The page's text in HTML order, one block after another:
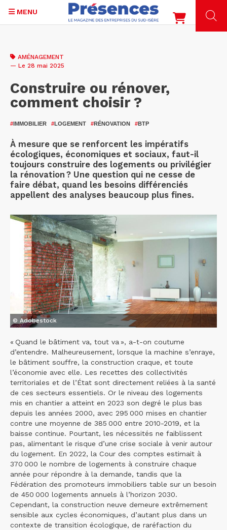
contenu
MENU
AMÉNAGEMENT
— Le 28 mai 2025
Construire ou rénover,
comment choisir ?
#IMMOBILIER #LOGEMENT #RÉNOVATION #BTP
À mesure que se renforcent les impératifs
écologiques, économiques et sociaux, faut-il
toujours construire des logements ou privilégier
la rénovation ? Une question qui ne cesse de
faire débat, quand les besoins différenciés
appellent des analyses beaucoup plus fines.
© Adobestock
« Quand le bâtiment va, tout va », a-t-on coutume
d’entendre. Malheureusement, lorsque la machine s’enraye,
le bâtiment souffre, la construction craque, et toute
l’économie avec elle. Les recettes des collectivités
territoriales et de l’État sont directement reliées à la santé
de ces secteurs essentiels. Or le niveau des logements
mis en chantier a atteint en 2023 son degré le plus bas
depuis les années 2000, avec 295 000 mises en chantier
contre une moyenne de 385 000 entre 2010-2019, et la
baisse continue. Pourtant, les nécessités ne faiblissent
pas, alimentant le risque d’une crise sociale à venir autour
du logement. En 2022, la Cour des comptes estimait à
370 000 le nombre de logements à construire chaque
année pour répondre à la demande, tandis que la
Fédération des promoteurs immobiliers table sur un besoin
de 450 000 logements annuels à l’horizon 2030.
Cependant, la construction neuve demeure extrêmement
sensible aux cycles économiques, d’autant plus dans un
contexte de transition écologique, de raréfaction du